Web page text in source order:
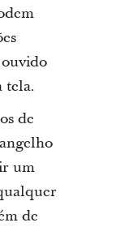
tela.
de
um
de